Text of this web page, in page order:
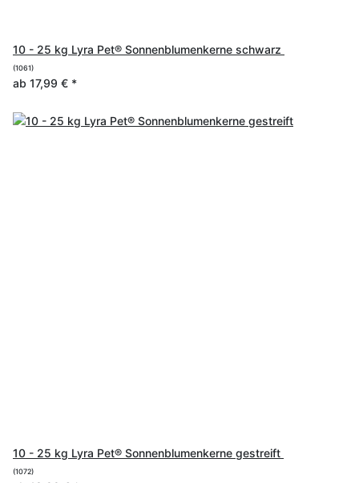
10 - 25 kg Lyra Pet® Sonnenblumenkerne schwarz
(1061)
ab 17,99 € *
10 - 25 kg Lyra Pet® Sonnenblumenkerne gestreift
(1072)